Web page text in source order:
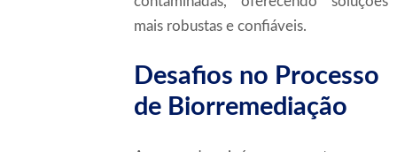
mais robustas e confiáveis.
Desafios no Processo
de Biorremediação